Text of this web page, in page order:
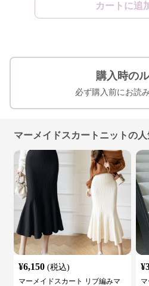
カートに追
購入時の
必ず購入前にお読
マーメイドスカートニットの
¥6,150 (税込)
マーメイドスカート リブ編みマ
¥